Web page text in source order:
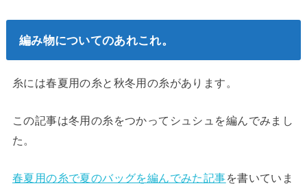
編み物についてのあれこれ。
糸には春夏用の糸と秋冬用の糸があります。
この記事は冬用の糸をつかってシュシュを編んでみまし
た。
春夏用の糸で夏のバッグを編んでみた記事を書いていま